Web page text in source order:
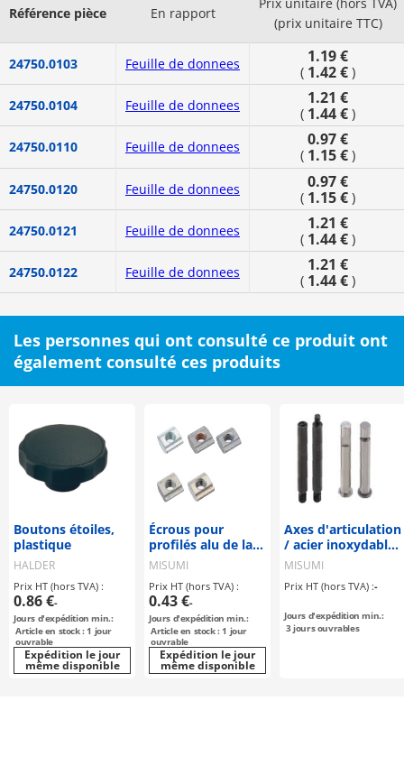
Référence pièce En rapport
(prix unitaire TTC)
24750.0103 Feuille de donnees 1.19 €
( 1.42 € )
24750.0104 Feuille de donnees 1.21 €
( 1.44 € )
24750.0110 Feuille de donnees 0.97 €
( 1.15 € )
24750.0120 Feuille de donnees 0.97 €
( 1.15 € )
24750.0121 Feuille de donnees 1.21 €
( 1.44 € )
24750.0122 Feuille de donnees 1.21 €
( 1.44 € )
Les personnes qui ont consulté ce produit ont
également consulté ces produits
Boutons étoiles,
plastique
HALDER
Prix HT (hors TVA) :
0.86 €-
Jours d'expédition min.:
Article en stock : 1 jour
ouvrable
Expédition le jour
même disponible
Écrous pour
profilés alu de la
série HFS5
MISUMI
Prix HT (hors TVA) :
0.43 €-
Jours d'expédition min.:
Article en stock : 1 jour
ouvrable
Expédition le jour
même disponible
Axes d'articulation
/ acier inoxydable,
acier / forme des
extrémités au
choix
MISUMI
Prix HT (hors TVA) :-
Jours d'expédition min.:
3jours ouvrables